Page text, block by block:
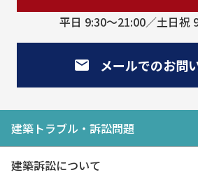
平日 9:30〜21:00／土日祝
メールでのお問
建築トラブル・訴訟問題
建築訴訟について